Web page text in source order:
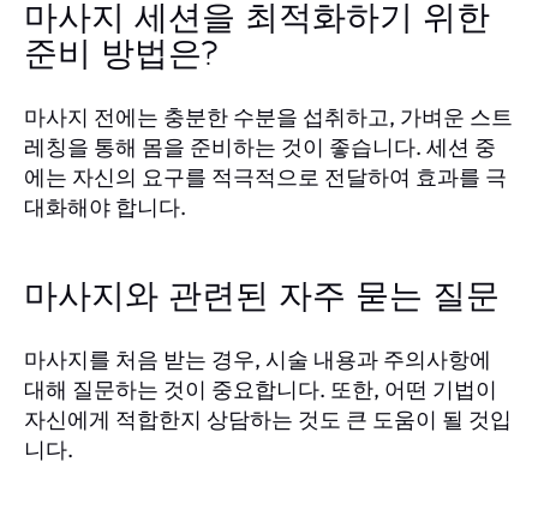
마사지 세션을 최적화하기 위한
준비 방법은?
마사지 전에는 충분한 수분을 섭취하고, 가벼운 스트
레칭을 통해 몸을 준비하는 것이 좋습니다. 세션 중
에는 자신의 요구를 적극적으로 전달하여 효과를 극
대화해야 합니다.
마사지와 관련된 자주 묻는 질문
마사지를 처음 받는 경우, 시술 내용과 주의사항에
대해 질문하는 것이 중요합니다. 또한, 어떤 기법이
자신에게 적합한지 상담하는 것도 큰 도움이 될 것입
니다.